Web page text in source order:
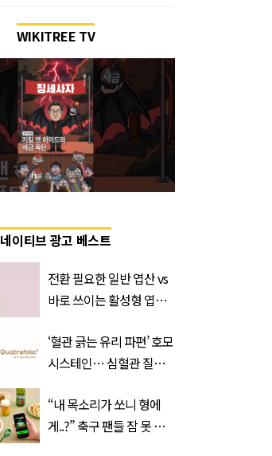
WIKITREE TV
네이티브 광고 베스트
전환 필요한 일반 엽산 vs
바로 쓰이는 활성형 엽
‘Quatrefolic®’ 주목
‘혈관 긁는 유리 파편’ 호모
시스테인… 심혈관 질환
“내 목소리가 쏘니 형에
게..?” 축구 팬들 잠 못 들